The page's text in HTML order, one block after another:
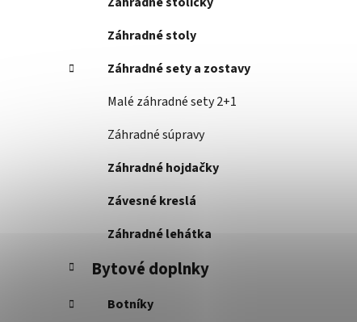
Záhradné stoly
Záhradné sety a zostavy
Malé záhradné sety 2+1
Záhradné súpravy
Záhradné hojdačky
Závesné kreslá
Záhradné lehátka
Bytové doplnky
Botníky